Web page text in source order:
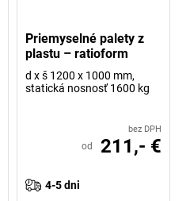
Priemyselné palety z
plastu – ratioform
d x š 1200 x 1000 mm,
statická nosnosť 1600 kg
bez DPH
od 211,- €
4-5 dni